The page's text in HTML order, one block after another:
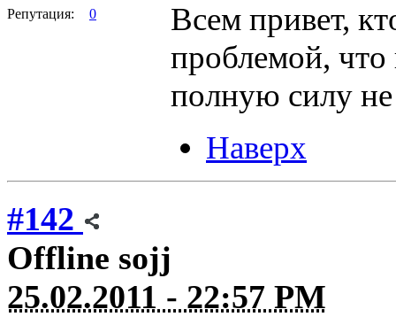
Репутация: 0
Всем привет,
проблемой, что
полную силу не
Наверх
#142
Offline sojj
25.02.2011 - 22:57 PM